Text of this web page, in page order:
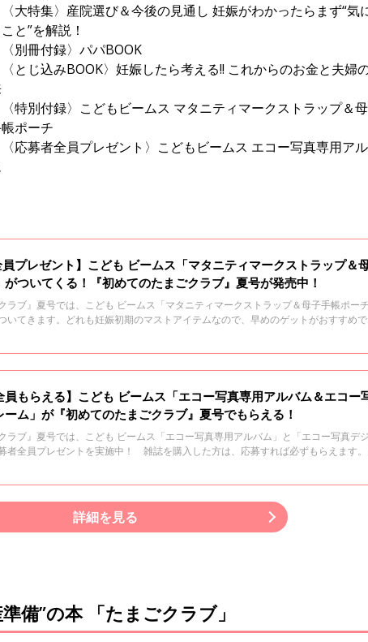
大特集〉産院選び＆今後の見通し 妊娠がわかったらまず“気
と”を解説！
別冊付録〉パパBOOK
とじ込みBOOK〉妊娠したら考える!! これからのお金と夫婦
特別付録〉こどもビームス マタニティマークストラップ＆
ポーチ
応募者全員プレゼント〉こどもビームス エコー写真専用ア
員プレゼント】こども ビームス「マタニティマークストラップ＆
ついてくる！『初めてのたまごクラブ』夏号が発売中！
ラブ』夏号では、こども ビームス「マタニティマークストラップ＆母子手帳ポーチ
いてきます。どれも妊娠初期のマストアイテムなので、早めのゲットがおすすめで
員もらえる】こども ビームス「エコー写真専用アルバム＆エコー
ム」が『初めてのたまごクラブ』夏号でもらえる！
ラブ』夏号では、こども ビームス「エコー写真専用アルバム」と「エコー写真デ
者全員プレゼントを実施中！ 雑誌を購入した方は、応募すれば必ずもらえます。
詳細を見る
備”の本 「たまごクラブ」